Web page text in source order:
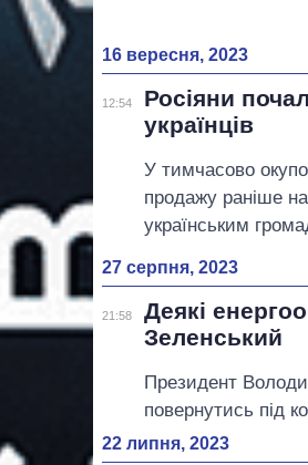
16 вересня, 2023
12:54
Росіяни
українців
У тимчасово
продажу раніше
українським
27 серпня, 2023
21:58
Деякі
Зеленський
Президент
повернутись під
22 липня, 2023